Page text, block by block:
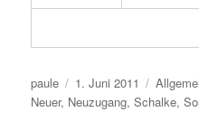
Autor
paule
Veröffentlicht
am
1. Juni 2011
Neuer, Neuzugang,Schalke,